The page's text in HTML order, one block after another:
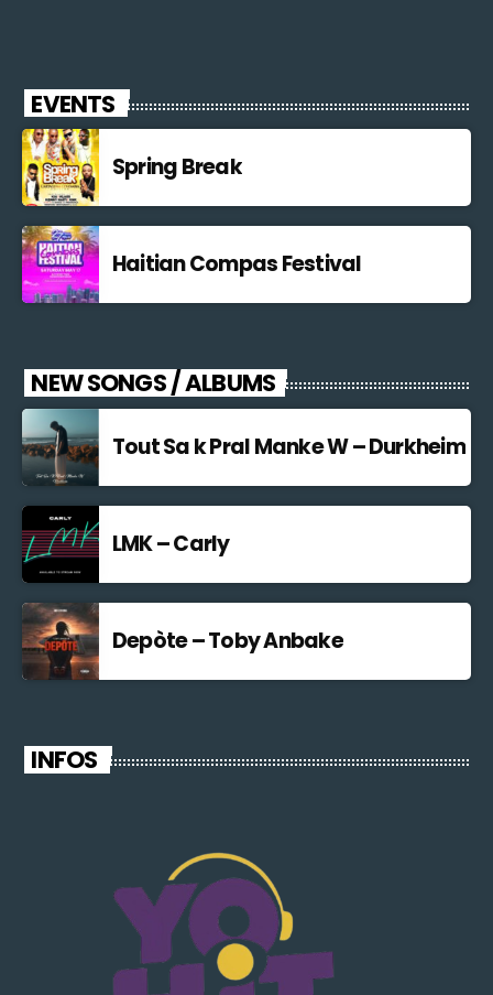
EVENTS
Spring Break
Haitian Compas Festival
NEW SONGS / ALBUMS
Tout Sa k Pral Manke W – Durkheim
LMK – Carly
Depòte – Toby Anbake
INFOS